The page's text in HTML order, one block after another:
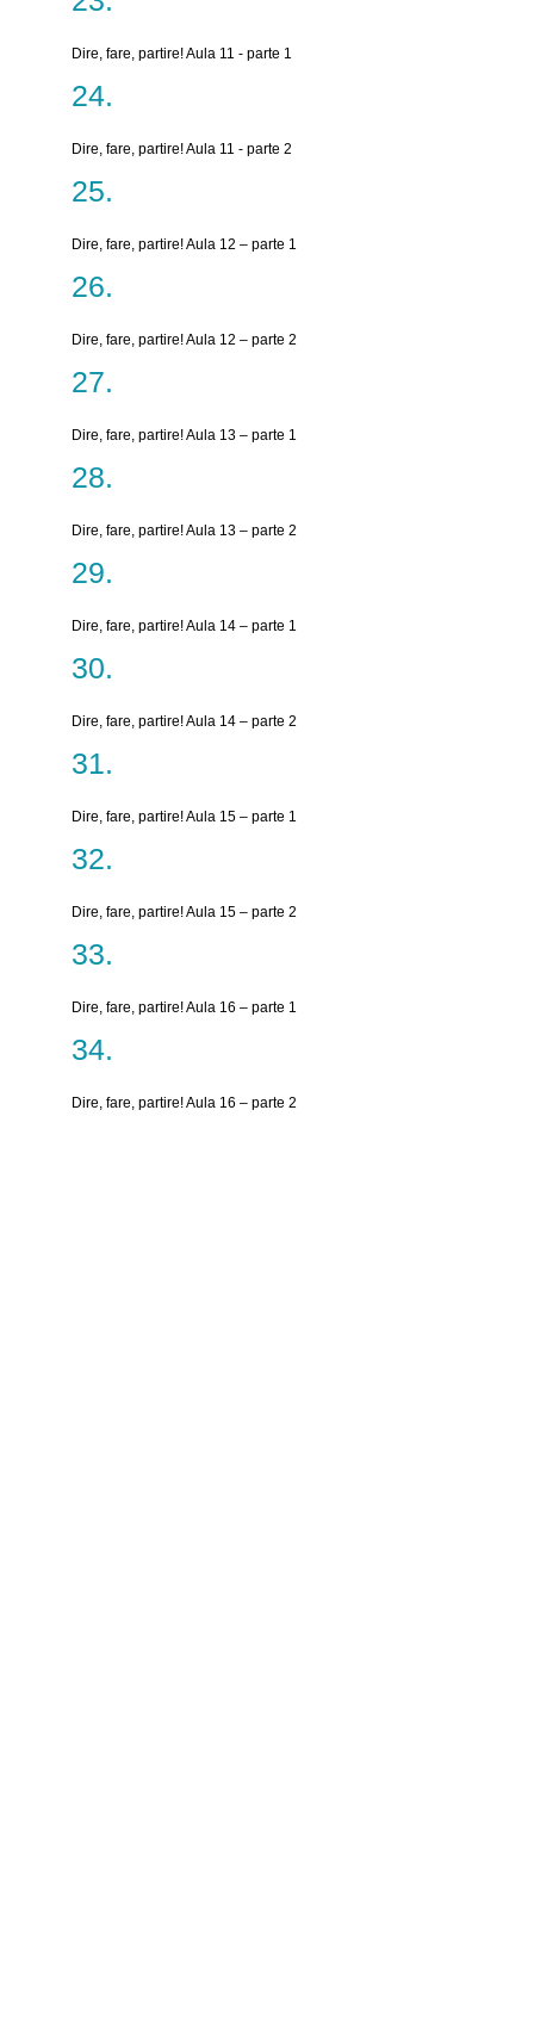
Dire, fare, partire! Aula 11 - parte 1
Dire, fare, partire! Aula 11 - parte 2
Dire, fare, partire! Aula 12 – parte 1
Dire, fare, partire! Aula 12 – parte 2
Dire, fare, partire! Aula 13 – parte 1
Dire, fare, partire! Aula 13 – parte 2
Dire, fare, partire! Aula 14 – parte 1
Dire, fare, partire! Aula 14 – parte 2
Dire, fare, partire! Aula 15 – parte 1
Dire, fare, partire! Aula 15 – parte 2
Dire, fare, partire! Aula 16 – parte 1
Dire, fare, partire! Aula 16 – parte 2